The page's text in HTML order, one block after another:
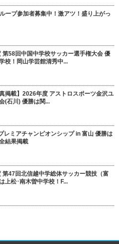
ープ参加者募集中！激アツ！盛り上がっ
第58回中国中学校サッカー選手権大会 優
校！岡山学芸館清秀中...
掲載】2026年度 アストロスポーツ金沢ユ
(石川) 優勝は関...
レミアチャンピオンシップ in 富山 優勝は
結果掲載
第47回北信越中学総体サッカー競技（富
上松･南木曽中学校！F...